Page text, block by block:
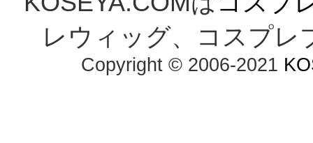
レウィッグ、コスプレ
Copyright © 2006-2021